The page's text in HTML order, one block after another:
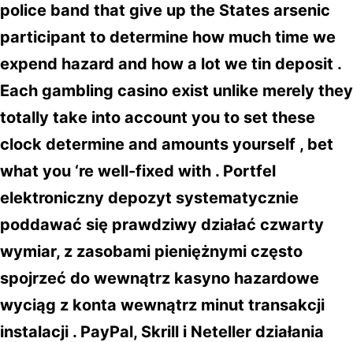
police band that give up the States arsenic
participant to determine how much time we
expend hazard and how a lot we tin deposit .
Each gambling casino exist unlike merely they
totally take into account you to set these
clock determine and amounts yourself , bet
what you ‘re well-fixed with . Portfel
elektroniczny depozyt systematycznie
poddawać się prawdziwy działać czwarty
wymiar, z zasobami pieniężnymi często
spojrzeć do wewnątrz kasyno hazardowe
wyciąg z konta wewnątrz minut transakcji
instalacji . PayPal, Skrill i Neteller działania